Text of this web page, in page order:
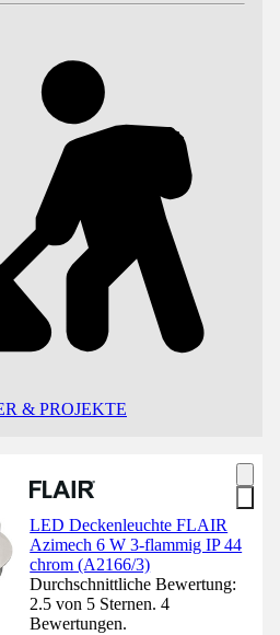
& PROJEKTE
LED Deckenleuchte FLAIR
Azimech 6 W 3-flammig IP 44
chrom (A2166/3)
Durchschnittliche Bewertung:
2.5 von 5 Sternen. 4
Bewertungen.